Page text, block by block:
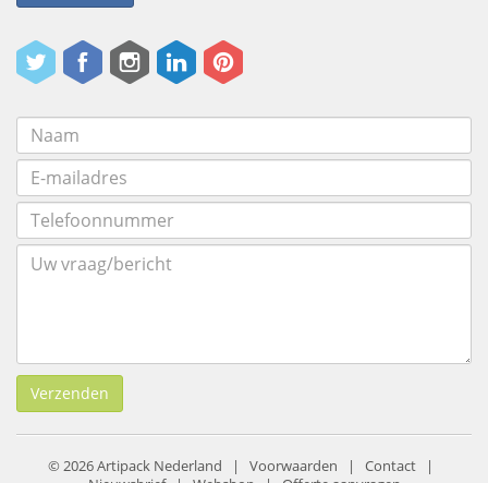
Verzenden
© 2026 Artipack Nederland | Voorwaarden | Contact |